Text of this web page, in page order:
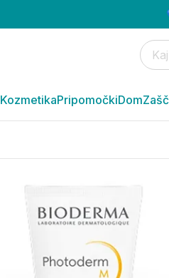
KozmetikaPripomočkiDom